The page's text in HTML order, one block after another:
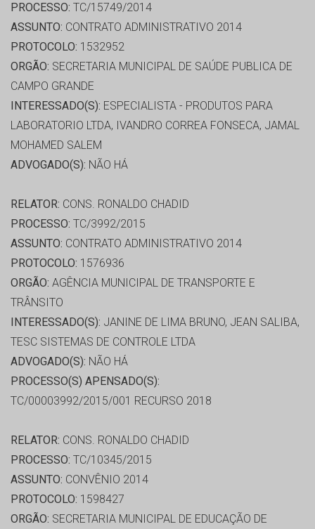
PROCESSO: TC/15749/2014
ASSUNTO: CONTRATO ADMINISTRATIVO 2014
PROTOCOLO: 1532952
ORGÃO: SECRETARIA MUNICIPAL DE SAÚDE PUBLICA DE
CAMPO GRANDE
INTERESSADO(S): ESPECIALISTA - PRODUTOS PARA
LABORATORIO LTDA, IVANDRO CORREA FONSECA, JAMAL
MOHAMED SALEM
ADVOGADO(S): NÃO HÁ
RELATOR: CONS. RONALDO CHADID
PROCESSO: TC/3992/2015
ASSUNTO: CONTRATO ADMINISTRATIVO 2014
PROTOCOLO: 1576936
ORGÃO: AGÊNCIA MUNICIPAL DE TRANSPORTE E
TRÂNSITO
INTERESSADO(S): JANINE DE LIMA BRUNO, JEAN SALIBA,
TESC SISTEMAS DE CONTROLE LTDA
ADVOGADO(S): NÃO HÁ
PROCESSO(S) APENSADO(S):
TC/00003992/2015/001 RECURSO 2018
RELATOR: CONS. RONALDO CHADID
PROCESSO: TC/10345/2015
ASSUNTO: CONVÊNIO 2014
PROTOCOLO: 1598427
ORGÃO: SECRETARIA MUNICIPAL DE EDUCAÇÃO DE